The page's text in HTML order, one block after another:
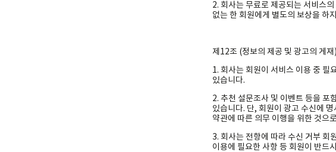
2. 회사는 무료로 제공되는 서비스
없는 한 회원에게 별도의 보상을 하
제12조 (정보의 제공 및 광고의 게재)
1. 회사는 회원이 서비스 이용 중 필
있습니다.
2. 추천 설문조사 및 이벤트 등을 포
있습니다. 단, 회원이 광고 수신에
약관에 따른 의무 이행을 위한 것으
3. 회사는 전항에 따라 수신 거부 회
이용에 필요한 사항 등 회원이 반드